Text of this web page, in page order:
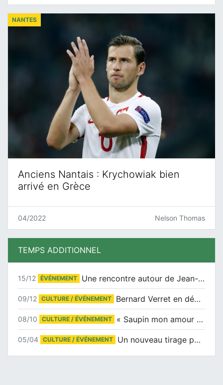
Anciens Nantais : Krychowiak bien
arrivé en Grèce
NANTES
04/2022 Nelson Thomas
TEMPS ADDITIONNEL
15/12 ÉVÉNEMENT Une rencontre autour de Jean-Claude Suaudeau
09/12 CULTURE / ÉVÉNEMENT Bernard Verret en dédicaces le samedi 13 décembre à l’Espace Culturel Atlantis
08/10 CULTURE / ÉVÉNEMENT « Saupin mon amour » au salon du livre de Trentemoult
05/04 CULTURE / ÉVÉNEMENT Un nouveau tirage pour le Docu-BD